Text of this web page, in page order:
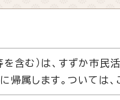
を含む）は、すずか市
属します。ついては、